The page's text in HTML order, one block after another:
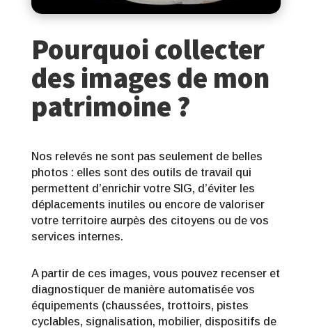
Pourquoi collecter
des images de mon
patrimoine ?
Nos relevés ne sont pas seulement de belles
photos : elles sont des outils de travail qui
permettent d’enrichir votre SIG, d’éviter les
déplacements inutiles ou encore de valoriser
votre territoire aurpès des citoyens ou de vos
services internes.
A partir de ces images, vous pouvez recenser et
diagnostiquer de manière automatisée vos
équipements (chaussées, trottoirs, pistes
cyclables, signalisation, mobilier, dispositifs de